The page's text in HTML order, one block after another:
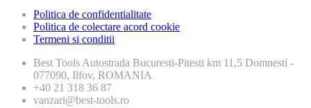
Politica de confidentialitate
Politica de colectare acord cookie
Termeni si conditii
Best ToolsAutostrada Bucuresti-Pitesti km 11,5 Domnesti -
077090, Ilfov, ROMANIA
+40 21 318 36 87
vanzari@best-tools.ro